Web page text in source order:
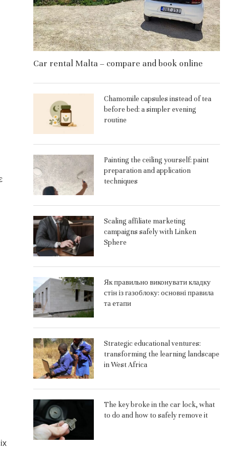
Car rental Malta – compare and book online
Chamomile capsules instead of tea
before bed: a simpler evening
routine
Painting the ceiling yourself: paint
preparation and application
techniques
Scaling affiliate marketing
campaigns safely with Linken
Sphere
Як правильно виконувати кладку
стін із газоблоку: основні правила
та етапи
Strategic educational ventures:
transforming the learning landscape
in West Africa
The key broke in the car lock, what
to do and how to safely remove it